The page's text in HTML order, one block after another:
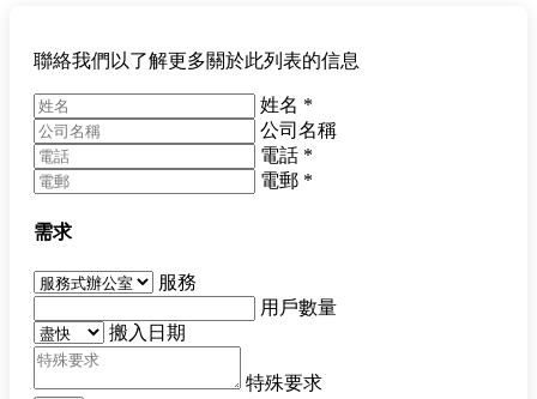
聯絡我們以了解更多關於此列表的信息
姓名 *
公司名稱
電話 *
電郵 *
需求
服務
用戶數量
搬入日期
特殊要求